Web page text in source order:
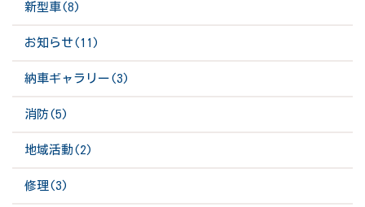
新型車(8)
お知らせ(11)
納車ギャラリー(3)
消防(5)
地域活動(2)
修理(3)